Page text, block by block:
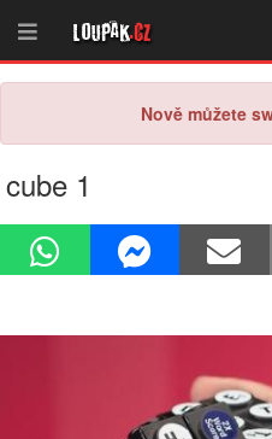
Loupak.cz
Nově můžete
cube 1